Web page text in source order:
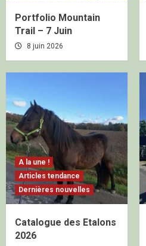
Portfolio Mountain
Trail – 7 Juin
8 juin 2026
A la une !
Articles tendance
Dernières nouvelles
Catalogue des Etalons
2026